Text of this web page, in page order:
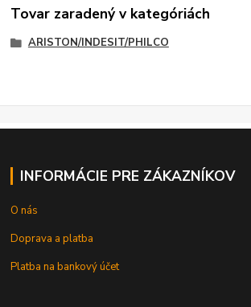
Tovar zaradený v kategóriách
ARISTON/INDESIT/PHILCO
INFORMÁCIE PRE ZÁKAZNÍKOV
O nás
Doprava a platba
Platba na bankový účet